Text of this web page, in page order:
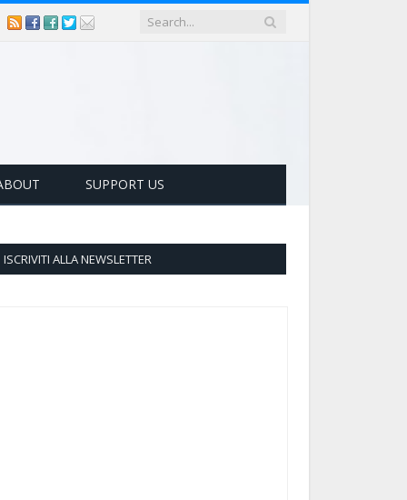
SUPPORT US
ISCRIVITI ALLA NEWSLETTER